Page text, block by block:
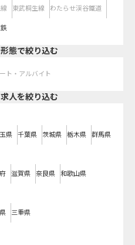
東武桐生線 わたらせ渓谷鐵道
態で絞り込む
ト・アルバイト
人を絞り込む
県 千葉県 茨城県 栃木県 群馬県
滋賀県 奈良県 和歌山県
三重県